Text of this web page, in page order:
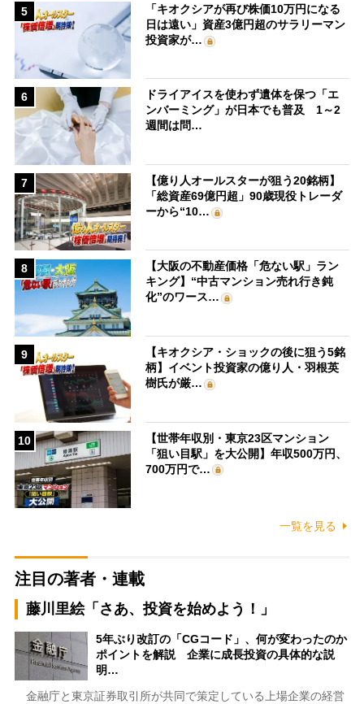
5
「キオクシアが再び株価10万円になる
日は遠い」資産3億円超のサラリーマン
投資家が…
6
ドライアイスを使わず遺体を保つ「エ
ンバーミング」が日本でも普及 1～2
週間は問…
7
【億り人オールスターが狙う20銘柄】
「総資産69億円超」90歳現役トレーダ
ーから“10…
8
【大阪の不動産価格「危ない駅」ラン
キング】“中古マンション売れ行き鈍
化”のワース…
9
【キオクシア・ショックの後に狙う5銘
柄】イベント投資家の億り人・羽根英
樹氏が厳…
10
【世帯年収別・東京23区マンション
「狙い目駅」を大公開】年収500万円、
700万円で…
一覧を見る
注目の著者・連載
藤川里絵「さあ、投資を始めよう！」
5年ぶり改訂の「CGコード」、何が変わったのか
ポイントを解説 企業に成長投資の具体的な説
明…
金融庁と東京証券取引所が共同で策定している上場企業の経営